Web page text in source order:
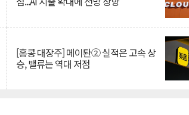
[홍콩 대장주] 메이퇀② 실적은 고속 상
승, 밸류는 역대 저점